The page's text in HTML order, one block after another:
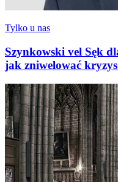
Tylko u nas
Szynkowski vel Sęk
jak zniwelować